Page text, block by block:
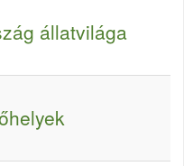
állatvilága